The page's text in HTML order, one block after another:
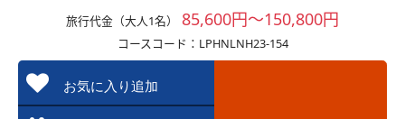
旅行代金（大人1名） 85,600円～150,800円
コースコード：LPHNLNH23-154
お気に入り追加